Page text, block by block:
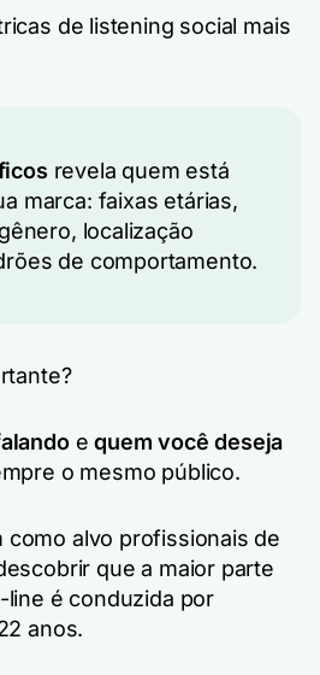
de listening social mais
revela quem está
marca: faixas etárias,
localização
de comportamento.
equem você deseja
o mesmo público.
como alvo profissionais de
que a maior parte
é conduzida por
anos.